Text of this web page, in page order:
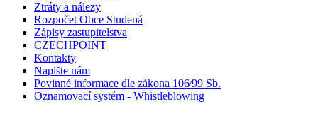
Ztráty a nálezy
Rozpočet Obce Studená
Zápisy zastupitelstva
CZECHPOINT
Kontakty
Napište nám
Povinné informace dle zákona 106⁄99 Sb.
Oznamovací systém - Whistleblowing